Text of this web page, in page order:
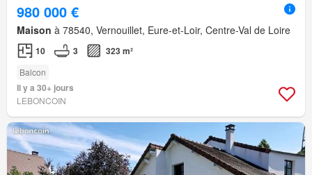
980 000 €
Maison à 78540, Vernouillet, Eure-et-Loir, Centre-Val de Loire
10 3 323 m²
Balcon
Il y a 30+ jours
LEBONCOIN